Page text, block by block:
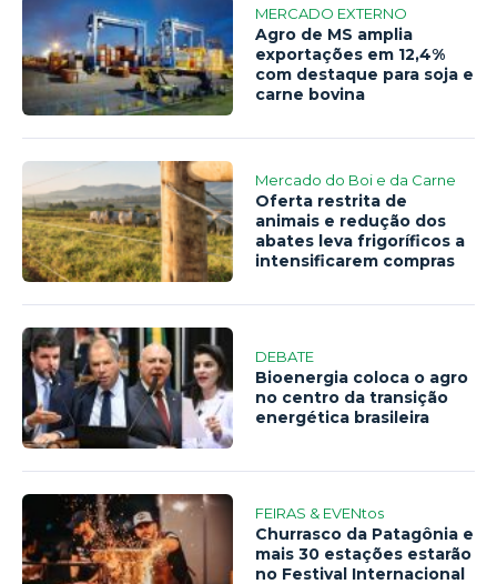
MERCADO EXTERNO
Agro de MS amplia
exportações em 12,4%
com destaque para soja e
carne bovina
Mercado do Boi e da Carne
Oferta restrita de
animais e redução dos
abates leva frigoríficos a
intensificarem compras
DEBATE
Bioenergia coloca o agro
no centro da transição
energética brasileira
FEIRAS & EVENtos
Churrasco da Patagônia e
mais 30 estações estarão
no Festival Internacional